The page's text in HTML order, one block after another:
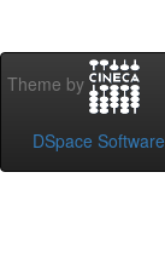
Theme by
DSpace Software